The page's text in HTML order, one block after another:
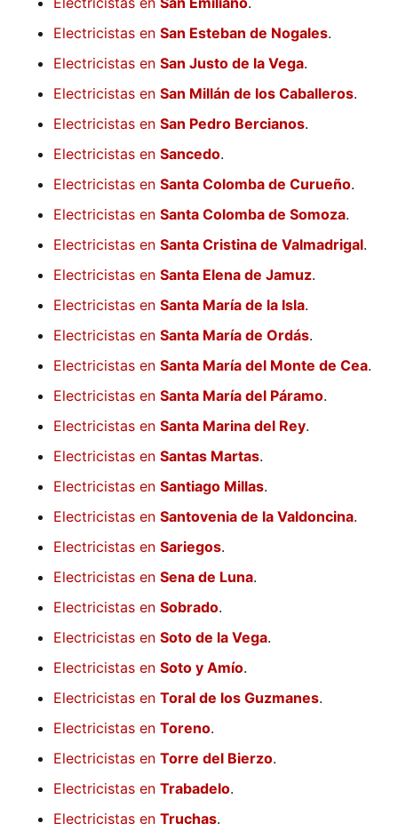
Electricistas en San Esteban de Nogales.
Electricistas en San Justo de la Vega.
Electricistas en San Millán de los Caballeros.
Electricistas en San Pedro Bercianos.
Electricistas en Sancedo.
Electricistas en Santa Colomba de Curueño.
Electricistas en Santa Colomba de Somoza.
Electricistas en Santa Cristina de Valmadrigal.
Electricistas en Santa Elena de Jamuz.
Electricistas en Santa María de la Isla.
Electricistas en Santa María de Ordás.
Electricistas en Santa María del Monte de Cea.
Electricistas en Santa María del Páramo.
Electricistas en Santa Marina del Rey.
Electricistas en Santas Martas.
Electricistas en Santiago Millas.
Electricistas en Santovenia de la Valdoncina.
Electricistas en Sariegos.
Electricistas en Sena de Luna.
Electricistas en Sobrado.
Electricistas en Soto de la Vega.
Electricistas en Soto y Amío.
Electricistas en Toral de los Guzmanes.
Electricistas en Toreno.
Electricistas en Torre del Bierzo.
Electricistas en Trabadelo.
Electricistas en Truchas.